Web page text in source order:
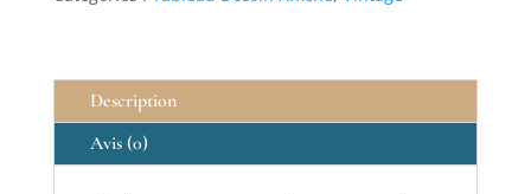
Description
Avis (0)